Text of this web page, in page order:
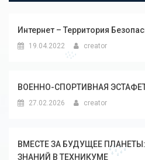
Интернет – Территория
19.04.2022 creator
ВОЕННО-СПОРТИВНАЯ
27.02.2026 creator
ВМЕСТЕ ЗА БУДУЩЕЕ
ЗНАНИЙ В ТЕХНИКУМЕ